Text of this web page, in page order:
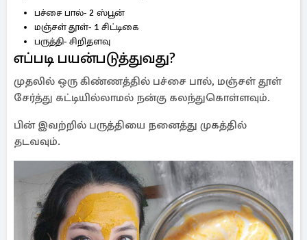
பச்சை பால்- 2 ஸ்பூன்
மஞ்சள் தூள்- 1 சிட்டிகை
பருத்தி- சிறிதளவு
எப்படி பயன்படுத்துவது?
முதலில் ஒரு கிண்ணத்தில் பச்சை பால், மஞ்சள் தூள்
சேர்த்து கட்டியில்லாமல் நன்கு கலந்துகொள்ளவும்.
பின் இவற்றில் பருத்தியை நனைத்து முகத்தில்
தடவவும்.